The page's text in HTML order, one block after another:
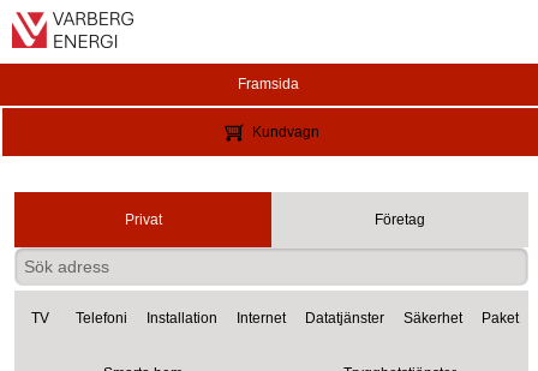
Framsida
Kundvagn
Privat Företag
TV Telefoni Installation Internet Datatjänster Säkerhet Paket